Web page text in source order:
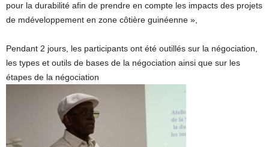
pour la durabilité afin de prendre en compte les impacts des projets
de mdéveloppement en zone côtière guinéenne »,
Pendant 2 jours, les participants ont été outillés sur la négociation,
les types et outils de bases de la négociation ainsi que sur les
étapes de la négociation